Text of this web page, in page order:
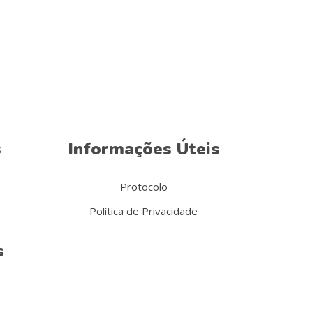
Informações Úteis
Protocolo
Política de Privacidade